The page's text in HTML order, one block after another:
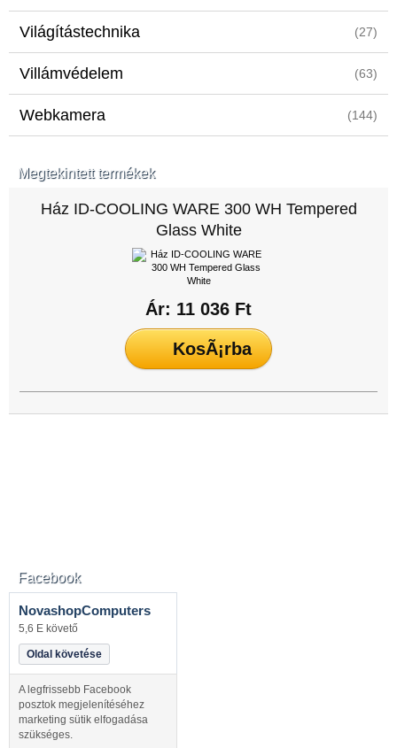
Világítástechnika (27)
Villámvédelem (63)
Webkamera (144)
Megtekintett termékek
Ház ID-COOLING WARE 300 WH Tempered
Glass White
Ár: 11 036 Ft
Facebook
NovashopComputers
5,6 E követő
Oldal követése
A legfrissebb Facebook
posztok megjelenítéséhez
marketing sütik elfogadása
szükséges.